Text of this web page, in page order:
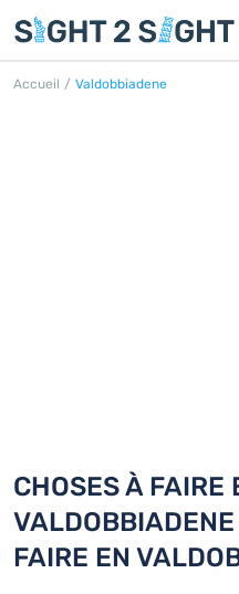
Accueil / Valdobbiadene
CHOSES À FAIRE
FAIRE EN